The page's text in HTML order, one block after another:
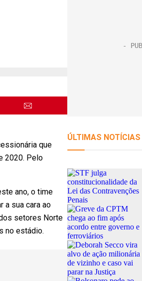
que
2020. Pelo
ano, o time
a sua cara ao
setores Norte
no estádio.